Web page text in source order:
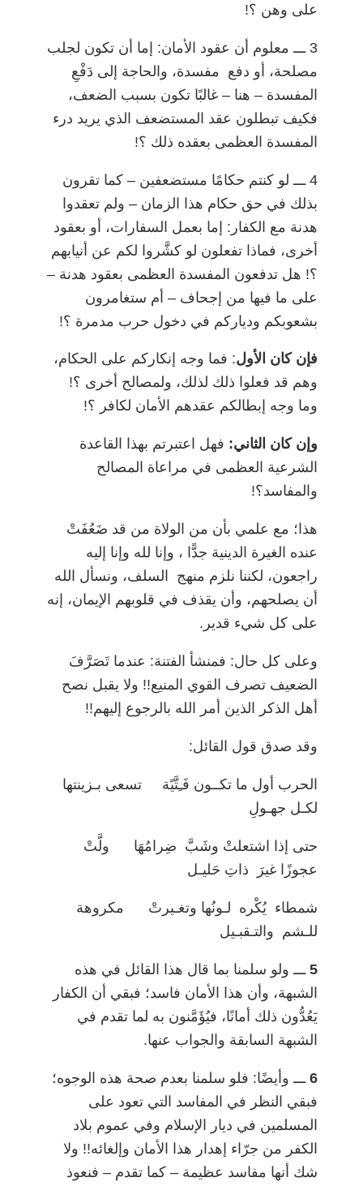
على وهن ؟!
3 ـــ معلوم أن عقود الأمان: إما أن تكون لجلب
مصلحة، أو دفع مفسدة، والحاجة إلى دَفْعِ
المفسدة– هنا– غالبًا تكون بسبب الضعف،
فكيف تبطلون عقد المستضعف الذي يريد درء
المفسدة العظمى بعقده ذلك ؟!
4 ـــ لو كنتم حكامًا مستضعفين– كما تقرون
بذلك في حق حكام هذا الزمان– ولم تعقدوا
هدنة مع الكفار: إما بعمل السفارات، أو بعقود
أخرى، فماذا تفعلون لو كشَّروا لكم عن أنيابهم
؟! هل تدفعون المفسدة العظمى بعقود هدنة–
على ما فيها من إجحاف– أم ستغامرون
بشعوبكم ودياركم في دخول حرب مدمرة ؟!
فإن كان الأول: فما وجه إنكاركم على الحكام،
وهم قد فعلوا ذلك لذلك، ولمصالح أخرى ؟!
وما وجه إبطالكم عقدهم الأمان لكافر ؟!
وإن كان الثاني: فهل اعتبرتم بهذا القاعدة
الشرعية العظمى في مراعاة المصالح
والمفاسد؟!
هذا؛ مع علمي بأن من الولاة من قد ضَعُفَتْ
عنده الغيرة الدينية جدًّا ، وإنا لله وإنا إليه
راجعون، لكننا نلزم منهج السلف، ونسأل الله
أن يصلحهم، وأن يقذف في قلوبهم الإيمان، إنه
على كل شيء قدير.
وعلى كل حال: فمنشأ الفتنة: عندما تَصَرَّفَ
الضعيف تصرف القوي المنيع!! ولا يقبل نصح
أهل الذكر الذين أمر الله بالرجوع إليهم!!
وقد صدق قول القائل:
الحرب أول ما تكــون فَـِتَّيًة تسعى بـزينتها
لكـل جهـولِ
حتى إذا اشتعلتْ وشَبَّ ضِرامُهَا ولَّتْ
عجوزًا غيرَ ذاتِ حَليـل
شمطاء يُكْره لـونُها وتغـيرتْ مكروهة
للـشم والتـقبـيل
5 ـــ ولو سلمنا بما قال هذا القائل في هذه
الشبهة، وأن هذا الأمان فاسد؛ فبقي أن الكفار
يَعُدُّون ذلك أمانًا، فيُؤَمَّنون به لما تقدم في
الشبهة السابقة والجواب عنها.
6 ـــ وأيضًا: فلو سلمنا بعدم صحة هذه الوجوه؛
فبقي النظر في المفاسد التي تعود على
المسلمين في ديار الإسلام وفي عموم بلاد
الكفر من جرّاء إهدار هذا الأمان وإلغائه!! ولا
شك أنها مفاسد عظيمة– كما تقدم– فنعوذ